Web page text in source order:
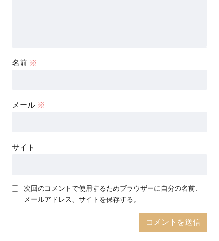
名前 ※
メール ※
サイト
次回のコメントで使用するためブラウザーに自分の名前、
メールアドレス、サイトを保存する。